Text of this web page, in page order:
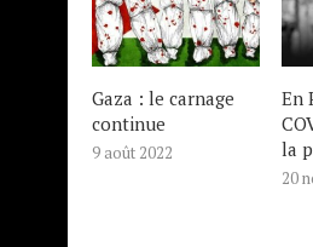
Gaza : le carnage
continue
9 août 2022
En
la
20